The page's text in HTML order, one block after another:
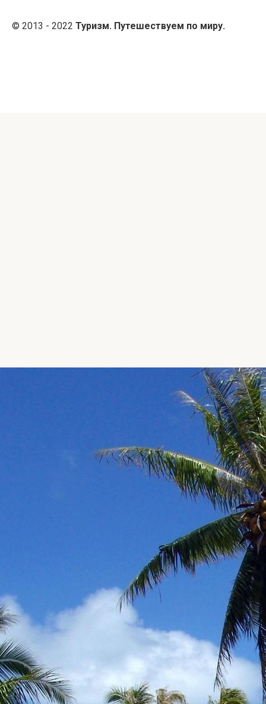
© 2013 - 2022 Туризм. Путешествуем по миру.